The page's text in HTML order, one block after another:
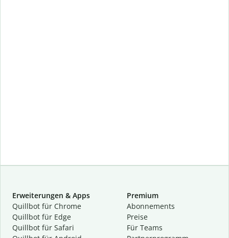
Erweiterungen & Apps
Quillbot für Chrome
Quillbot für Edge
Quillbot für Safari
Premium
Abon­ne­ments
Preise
Für Teams